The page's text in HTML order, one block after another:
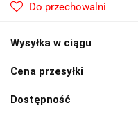
Do przechowalni
Wysyłka w ciągu
Cena przesyłki
Dostępność